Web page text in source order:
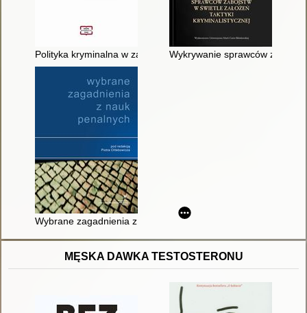
Polityka kryminalna w zakresie zwalczania działalności
Wykrywanie sprawców
Wybrane zagadnienia z nauk penalnych
MĘSKA DAWKA TESTOSTERONU